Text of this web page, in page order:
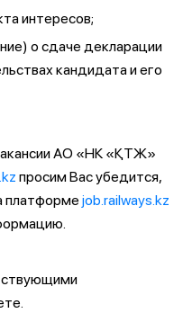
интересов;
о сдаче декларации
кандидата и его
АО «НК «ҚТЖ»
просим Вас убедится,
платформе job.railways.kz